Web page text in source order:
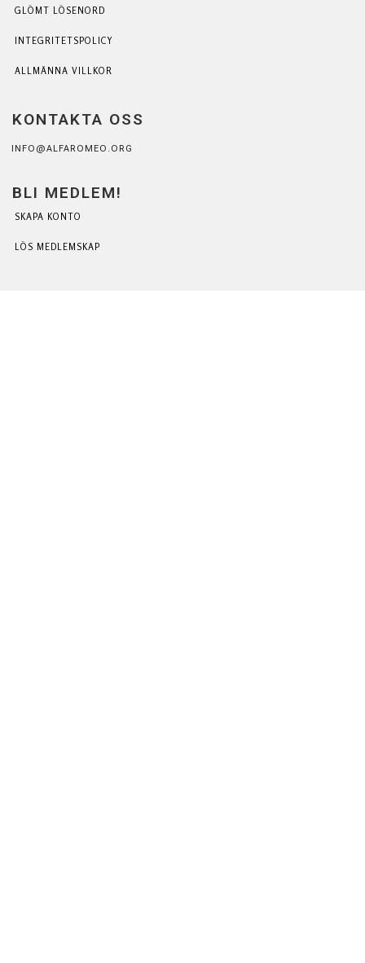
GLÖMT LÖSENORD
INTEGRITETSPOLICY
ALLMÄNNA VILLKOR
KONTAKTA OSS
INFO@ALFAROMEO.ORG
BLI MEDLEM!
SKAPA KONTO
LÖS MEDLEMSKAP